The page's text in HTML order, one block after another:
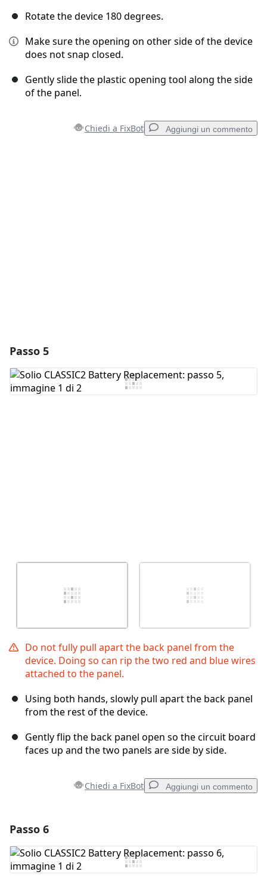
Rotate the device 180 degrees.
Make sure the opening on other side of the device
does not snap closed.
Gently slide the plastic opening tool along the side
of the panel.
Chiedi a FixBot Aggiungi un commento
Passo 5
Do not fully pull apart the back panel from the
device. Doing so can rip the two red and blue wires
attached to the panel.
Using both hands, slowly pull apart the back panel
from the rest of the device.
Gently flip the back panel open so the circuit board
faces up and the two panels are side by side.
Chiedi a FixBot Aggiungi un commento
Aggiungi Commento
Passo 6